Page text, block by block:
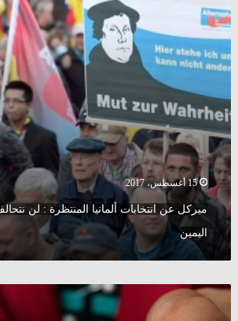
لن
نتحالف
اليسار
اليمين
15 أغسطس، 2017
ميركل عن انتخابات ألمانيا المنتظرة : لن
اليمين
رئيس
اتحاد